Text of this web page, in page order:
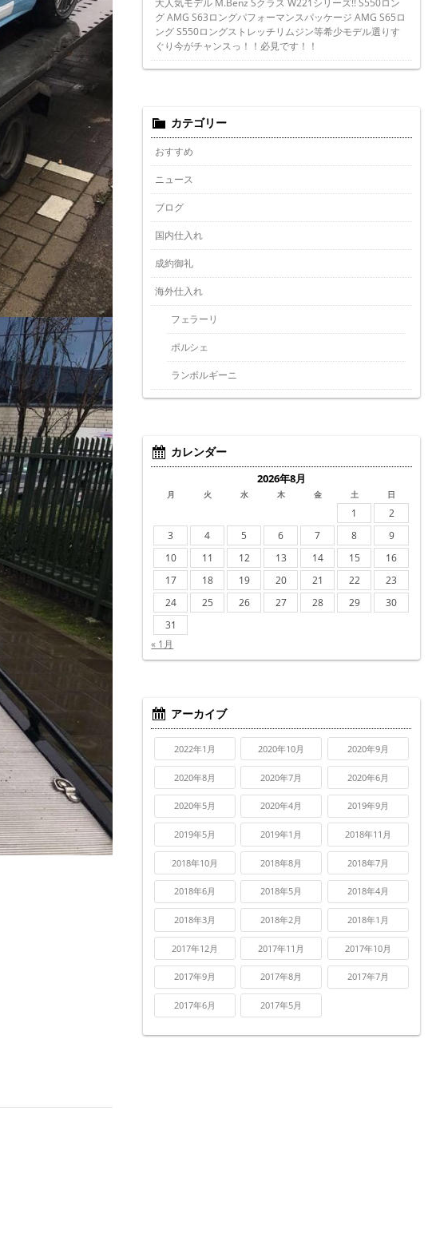
大人気モデル M.Benz Sクラス W221シリーズ!! S550ロン
グ AMG S63ロングパフォーマンスパッケージ AMG S65ロ
ング S550ロングストレッチリムジン等希少モデル選りす
ぐり今がチャンスっ！！必見です！！
カテゴリー
おすすめ
ニュース
ブログ
国内仕入れ
成約御礼
海外仕入れ
フェラーリ
ポルシェ
ランボルギーニ
カレンダー
2026年8月
月 火 水 木 金 土 日
1
2
3
4 5 6 7 8
9
10
11 12 13 14 15
16
17
18 19 20 21 22
23
24
25 26 27 28 29
30
31
« 1月
アーカイブ
2022年1月 2020年10月 2020年9月
2020年8月 2020年7月 2020年6月
2020年5月 2020年4月 2019年9月
2019年5月 2019年1月 2018年11月
2018年10月 2018年8月 2018年7月
2018年6月 2018年5月 2018年4月
2018年3月 2018年2月 2018年1月
2017年12月 2017年11月 2017年10月
2017年9月 2017年8月 2017年7月
2017年6月 2017年5月